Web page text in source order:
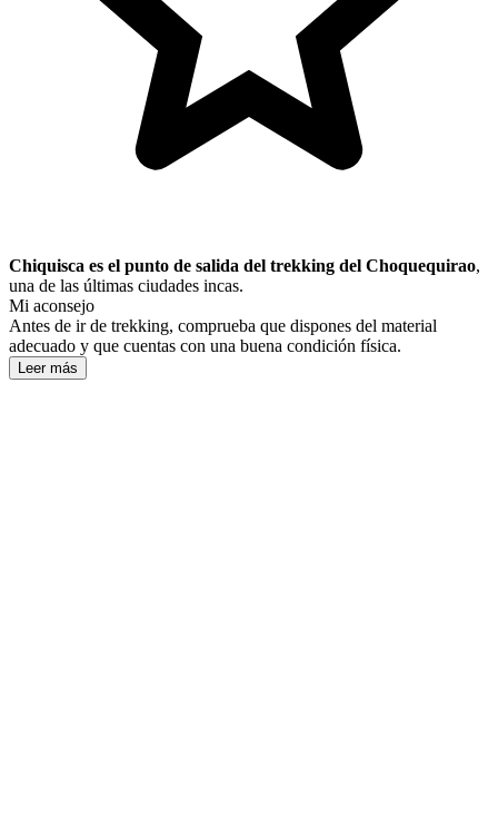
Chiquisca es el punto de salida del trekking del Choquequirao,
una de las últimas ciudades incas.
Mi aconsejo
Antes de ir de trekking, comprueba que dispones del material
adecuado y que cuentas con una buena condición física.
Leer más